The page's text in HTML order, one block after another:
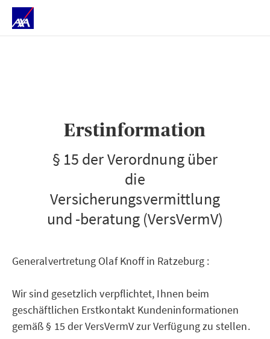
Erstinformation
§ 15 der Verordnung über
die
Versicherungsvermittlung
und -beratung (VersVermV)
Generalvertretung Olaf Knoff in Ratzeburg :
Wir sind gesetzlich verpflichtet, Ihnen beim
geschäftlichen Erstkontakt Kundeninformationen
gemäß § 15 der VersVermV zur Verfügung zu stellen.